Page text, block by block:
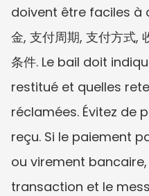
doivent être faciles à
金, 支付周期, 支付方式,
条件. Le bail doit
restitué et quelles
réclamées. Évitez de
reçu. Si le paiement
ou virement
transaction et le